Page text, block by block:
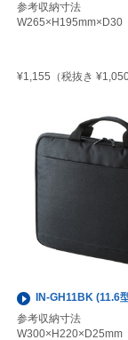
参考収納寸法
W265×H195mm×D30
¥1,155 （税抜き ¥1,050
IN-GH11BK (11.6
参考収納寸法
W300×H220×D25mm